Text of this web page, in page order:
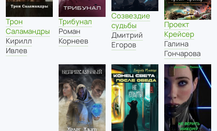
Трон
Саламандры
Кирилл
Ивлев
Трибунал
Роман
Корнеев
Созвездие
судьбы
Дмитрий
Егоров
Проект
Крейсер
Галина
Гончарова